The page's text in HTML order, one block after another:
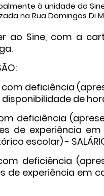
à unidade do
na Rua Domingos Di
ao Sine, com a
deficiência
de
deficiência
de experiência
escolar) - SALÁRIO
deficiência
de experiência em